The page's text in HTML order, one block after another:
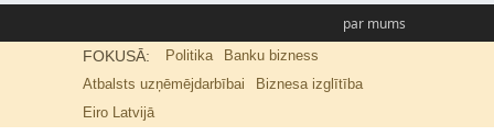
par mums
FOKUSĀ: Politika
Banku bizness
Atbalsts uzņēmējdarbībai
Biznesa izglītība
Eiro Latvijā